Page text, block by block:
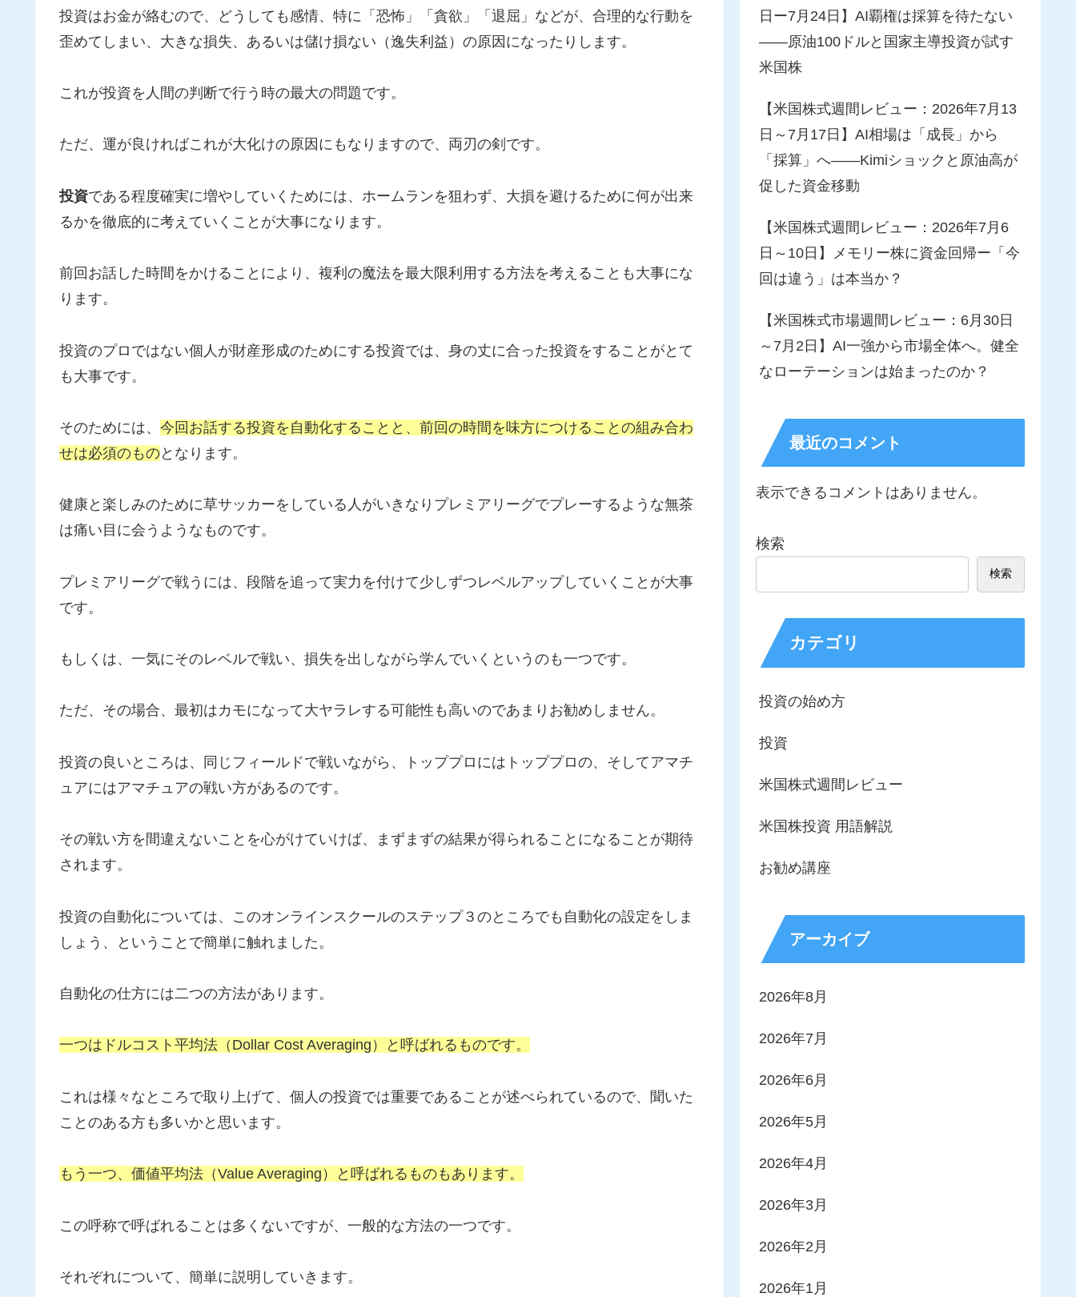
投資はお金が絡むので、どうしても感情、特に「恐怖」「貪欲」「退屈」などが、合理的な行動を
歪めてしまい、大きな損失、あるいは儲け損ない（逸失利益）の原因になったりします。
これが投資を人間の判断で行う時の最大の問題です。
ただ、運が良ければこれが大化けの原因にもなりますので、両刃の剣です。
投資である程度確実に増やしていくためには、ホームランを狙わず、大損を避けるために何が出来
るかを徹底的に考えていくことが大事になります。
前回お話した時間をかけることにより、複利の魔法を最大限利用する方法を考えることも大事にな
ります。
投資のプロではない個人が財産形成のためにする投資では、身の丈に合った投資をすることがとて
も大事です。
そのためには、 今回お話する投資を自動化することと、前回の時間を味方につけることの組み合わ
せは必須のものとなります。
健康と楽しみのために草サッカーをしている人がいきなりプレミアリーグでプレーするような無茶
は痛い目に会うようなものです。
プレミアリーグで戦うには、段階を追って実力を付けて少しずつレベルアップしていくことが大事
です。
もしくは、一気にそのレベルで戦い、損失を出しながら学んでいくというのも一つです。
ただ、その場合、最初はカモになって大ヤラレする可能性も高いのであまりお勧めしません。
投資の良いところは、同じフィールドで戦いながら、トッププロにはトッププロの、そしてアマチ
ュアにはアマチュアの戦い方があるのです。
その戦い方を間違えないことを心がけていけば、まずまずの結果が得られることになることが期待
されます。
投資の自動化については、このオンラインスクールのステップ３のところでも自動化の設定をしま
しょう、ということで簡単に触れました。
自動化の仕方には二つの方法があります。
一つはドルコスト平均法（Dollar Cost Averaging）と呼ばれるものです。
これは様々なところで取り上げて、個人の投資では重要であることが述べられているので、聞いた
ことのある方も多いかと思います。
もう一つ、価値平均法（Value Averaging）と呼ばれるものもあります。
この呼称で呼ばれることは多くないですが、一般的な方法の一つです。
それぞれについて、簡単に説明していきます。
日ー7月24日】AI覇権は採算を待たない
――原油100ドルと国家主導投資が試す
米国株
【米国株式週間レビュー：2026年7月13
日～7月17日】AI相場は「成長」から
「採算」へ――Kimiショックと原油高が
促した資金移動
【米国株式週間レビュー：2026年7月6
日～10日】メモリー株に資金回帰ー「今
回は違う」は本当か？
【米国株式市場週間レビュー：6月30日
～7月2日】AI一強から市場全体へ。健全
なローテーションは始まったのか？
最近のコメント
表示できるコメントはありません。
検索
検索
カテゴリ
投資の始め方
投資
米国株式週間レビュー
米国株投資 用語解説
お勧め講座
アーカイブ
2026年8月
2026年7月
2026年6月
2026年5月
2026年4月
2026年3月
2026年2月
2026年1月